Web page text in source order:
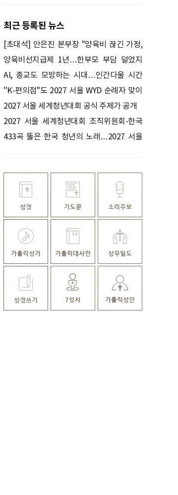
최근 등록된 뉴스
[초대석] 안은진 본부장 "양육비 끊긴 가정,
선지급 후 아이 치료도 재개"
양육비선지급제 1년…한부모 부담 덜었지
만
AI, 종교도 모방하는 시대…인간다울 시간
빼앗긴다
''K-편의점''도 2027 서울 WYD 순례자 맞이
나선다
2027 서울 세계청년대회 공식 주제가 공개
2027 서울 세계청년대회 조직위원회-한국
편의점산업협회 업무협약 체결
433곡 뚫은 한국 청년의 노래…2027 서울